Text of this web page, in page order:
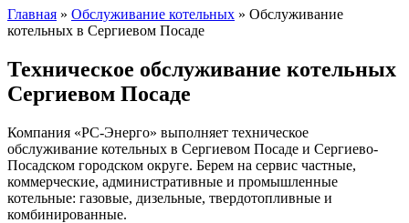
Главная » Обслуживание котельных » Обслуживание
котельных в Сергиевом Посаде
Техническое обслуживание котельных
Сергиевом Посаде
Компания «РС-Энерго» выполняет техническое
обслуживание котельных в Сергиевом Посаде и Сергиево-
Посадском городском округе. Берем на сервис частные,
коммерческие, административные и промышленные
котельные: газовые, дизельные, твердотопливные и
комбинированные.